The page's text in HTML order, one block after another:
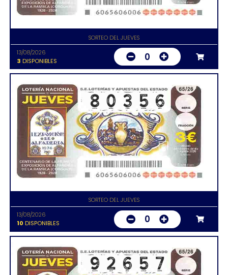
SORTEO DEL JUEVES
13/08/2026
3 DISPONIBLES 0
SORTEO DEL JUEVES
13/08/2026
10 DISPONIBLES 0